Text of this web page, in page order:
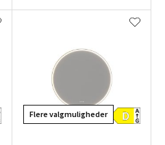
Flere valgmuligheder